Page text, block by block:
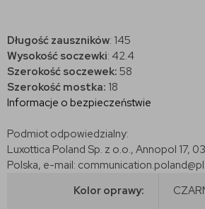
Długość zauszników: 145
Wysokość soczewki: 42.4
Szerokość soczewek: 58
Szerokość mostka: 18
Informacje o bezpieczeństwie
Podmiot odpowiedzialny:
Luxottica Poland Sp. z o.o., Annopol 17,
Polska, e-mail:
Kolor oprawy: